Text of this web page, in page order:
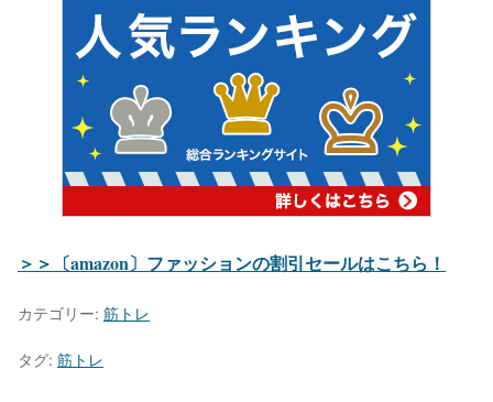
＞＞〔amazon〕ファッションの割引セールはこちら！
カテゴリー: 筋トレ
タグ: 筋トレ